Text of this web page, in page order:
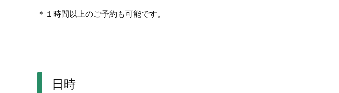
＊１時間以上のご予約も可能です。
日時